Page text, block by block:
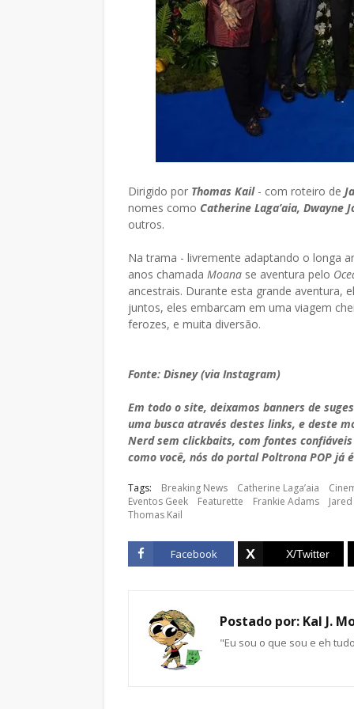
Dirigido por Thomas Kail- com roteiro de
nomes como Catherine Laga’aia, Dwayne
outros.
Na trama - livremente adaptando o longa
anos chamada Moana se aventura pelo
ancestrais. Durante esta grande aventura,
juntos, eles embarcam em uma viagem
ferozes, e muita diversão.
Fonte: Disney (via Instagram)
Em todo o site, deixamos banners de
uma busca através destes links, e deste
Nerd sem clickbaits, com fontes
como você, nós do portal Poltrona POP já
Tags: Breaking News Catherine Laga’aia
Eventos Geek
Featurette Frankie Adams
Thomas Kail
Facebook
Postado por: Kal J.
"Eu sou o que sou e eh